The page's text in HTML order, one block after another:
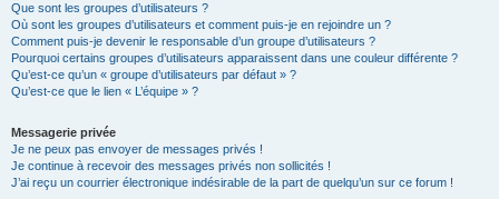
Que sont les groupes d’utilisateurs ?
Où sont les groupes d’utilisateurs et comment puis-je en rejoindre un ?
Comment puis-je devenir le responsable d’un groupe d’utilisateurs ?
Pourquoi certains groupes d’utilisateurs apparaissent dans une couleur différente ?
Qu’est-ce qu’un « groupe d’utilisateurs par défaut » ?
Qu’est-ce que le lien « L’équipe » ?
Messagerie privée
Je ne peux pas envoyer de messages privés !
Je continue à recevoir des messages privés non sollicités !
J’ai reçu un courrier électronique indésirable de la part de quelqu’un sur ce forum !